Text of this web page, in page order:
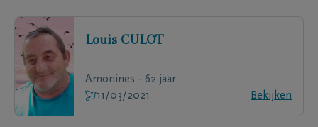
Louis CULOT
Amonines - 62 jaar
11/03/2021
Bekijken